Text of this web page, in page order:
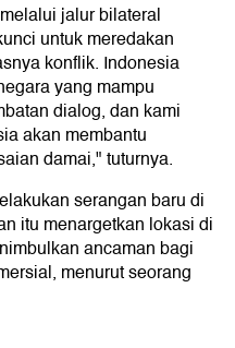
jalur bilateral
untuk meredakan
konflik. Indonesia
yang mampu
dialog, dan kami
akan membantu
damai," tuturnya.
serangan baru di
itu menargetkan lokasi di
ancaman bagi
menurut seorang